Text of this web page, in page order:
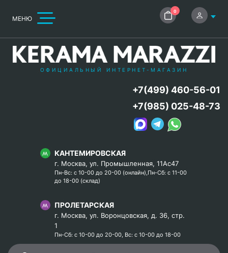
МЕНЮ
0
ОФИЦИАЛЬНЫЙ ИНТЕРНЕТ-МАГАЗИН
КАНТЕМИРОВСКАЯ
г. Москва, ул. Промышленная, 11Ас47
Пн-Вс: с 10-00 до 20-00 (онлайн),Пн-Сб: с 11-00
до 18-00 (склад)
ПРОЛЕТАРСКАЯ
г. Москва, ул. Воронцовская, д. 36, стр.
1
Пн-Сб: с 10-00 до 20-00, Вс: с 10-00 до 18-00
+7(499) 460-56-01
+7(985) 025-48-73